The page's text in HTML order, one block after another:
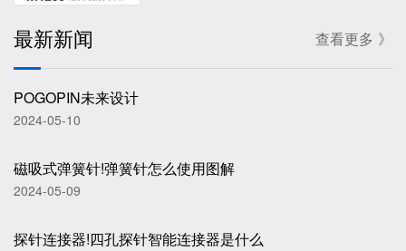
最新新闻 查看更多 》
POGOPIN未来设计
2024-05-10
磁吸式弹簧针!弹簧针怎么使用图解
2024-05-09
探针连接器!四孔探针智能连接器是什么